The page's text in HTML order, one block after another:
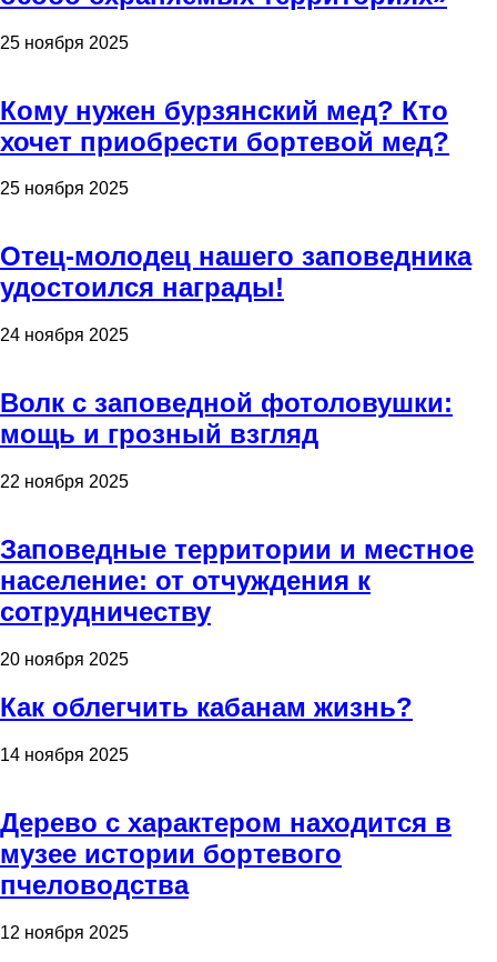
25 ноября 2025
Кому нужен бурзянский мед? Кто
хочет приобрести бортевой мед?
25 ноября 2025
Отец-молодец нашего заповедника
удостоился награды!
24 ноября 2025
Волк с заповедной фотоловушки:
мощь и грозный взгляд
22 ноября 2025
Заповедные территории и местное
население: от отчуждения к
сотрудничеству
20 ноября 2025
Как облегчить кабанам жизнь?
14 ноября 2025
Дерево с характером находится в
музее истории бортевого
пчеловодства
12 ноября 2025